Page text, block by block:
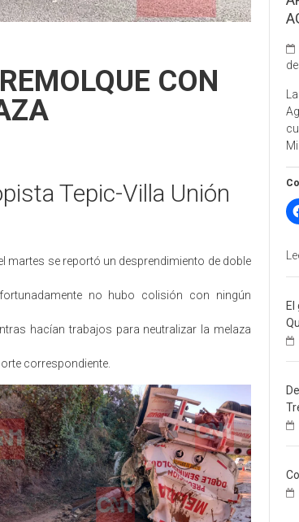
CON
Tepic-Villa Unión
martes se reportó un desprendimiento de doble
no hubo colisión con ningún
hacían trabajos para neutralizar la melaza
correspondiente.
El